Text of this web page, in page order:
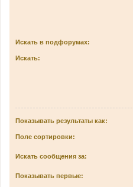
Искать в подфорумах:
Искать:
Показывать результаты как:
Поле сортировки:
Искать сообщения за:
Показывать первые: